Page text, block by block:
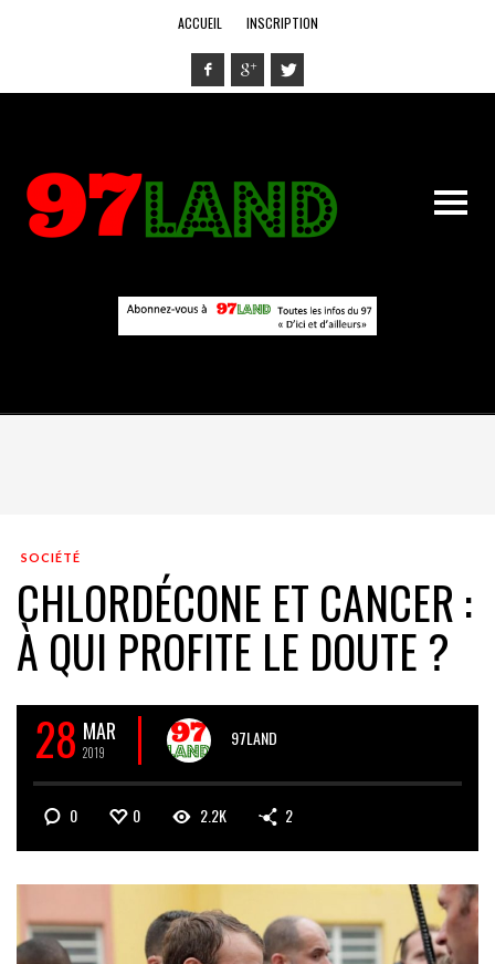
ACCUEIL INSCRIPTION
SOCIÉTÉ
CHLORDÉCONE ET CANCER :
À QUI PROFITE LE DOUTE ?
28 MAR
2019
97LAND
0 0 2.2K 2